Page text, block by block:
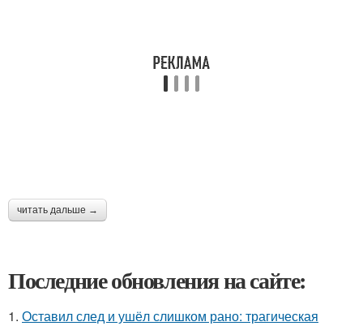
читать дальше →
Последние обновления на сайте:
1. Оставил след и ушёл слишком рано: трагическая